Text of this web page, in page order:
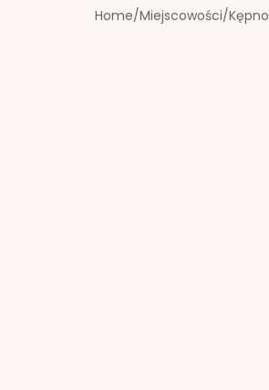
Home/Miejscowości/Kępno